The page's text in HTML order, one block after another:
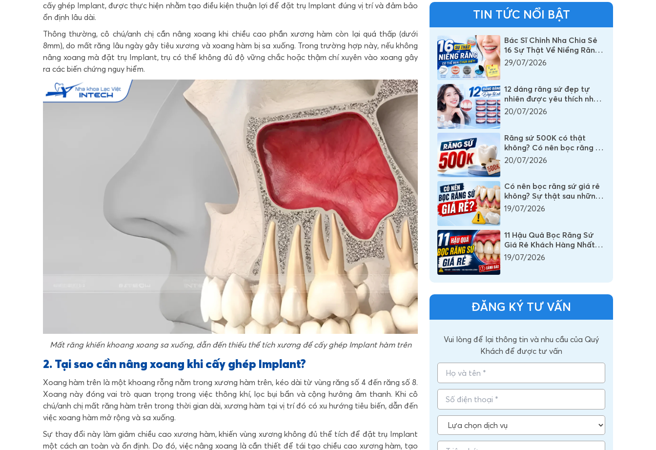
cấy ghép Implant, được thực hiện nhằm tạo điều kiện thuận lợi để đặt trụ Implant đúng vị trí và đảm bảo
ổn định lâu dài.
Thông thường, cô chú/anh chị cần nâng xoang khi chiều cao phần xương hàm còn lại quá thấp (dưới
8mm), do mất răng lâu ngày gây tiêu xương và xoang hàm bị sa xuống. Trong trường hợp này, nếu không
nâng xoang mà đặt trụ Implant, trụ có thể không đủ độ vững chắc hoặc thậm chí xuyên vào xoang gây
ra các biến chứng nguy hiểm.
Mất răng khiến khoang xoang sa xuống, dẫn đến thiếu thể tích xương để cấy ghép Implant hàm trên
2. Tại sao cần nâng xoang khi cấy ghép Implant?
Xoang hàm trên là một khoang rỗng nằm trong xương hàm trên, kéo dài từ vùng răng số 4 đến răng số 8.
Xoang này đóng vai trò quan trọng trong việc thông khí, lọc bụi bẩn và cộng hưởng âm thanh. Khi cô
chú/anh chị mất răng hàm trên trong thời gian dài, xương hàm tại vị trí đó có xu hướng tiêu biến, dẫn đến
việc xoang hàm mở rộng và sa xuống.
Sự thay đổi này làm giảm chiều cao xương hàm, khiến vùng xương không đủ thể tích để đặt trụ Implant
một cách an toàn và ổn định. Do đó, việc nâng xoang là cần thiết để tái tạo chiều cao xương hàm, tạo
TIN TỨC NỔI BẬT
Bác Sĩ Chỉnh Nha Chia Sẻ
16 Sự Thật Về Niềng Răng
Mà Rất Nhiều Người Vẫn
Đang Hiểu Sai
29/07/2026
12 dáng răng sứ đẹp tự
nhiên được yêu thích nhất
mọi thời đại
20/07/2026
Răng sứ 500K có thật
không? Có nên bọc răng sứ
500K không?
20/07/2026
Có nên bọc răng sứ giá rẻ
không? Sự thật sau những
chiếc răng sứ có giá vài
trăm nghìn
19/07/2026
11 Hậu Quả Bọc Răng Sứ
Giá Rẻ Khách Hàng Nhất
Định Phải Biết
19/07/2026
ĐĂNG KÝ TƯ VẤN
Vui lòng để lại thông tin và nhu cầu của Quý
Khách để được tư vấn